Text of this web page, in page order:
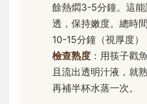
餘熱燜3-5分鐘。這
透，保持嫩度。總時
10-15分鐘（視厚度）
檢查熟度 ：用筷子戳
且流出透明汁液，就
再補半杯水蒸一次。